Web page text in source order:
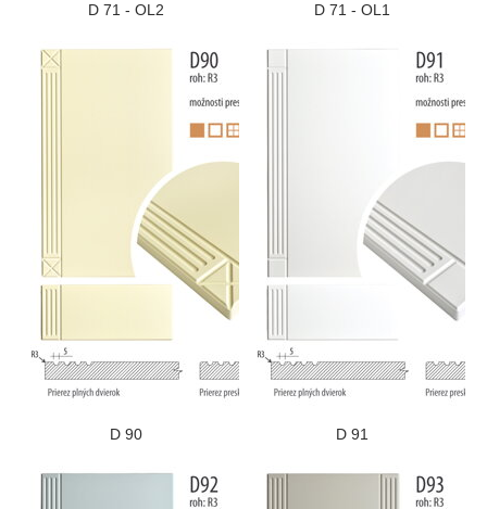
D 71 - OL2 D 71 - OL1
D 90 D 91